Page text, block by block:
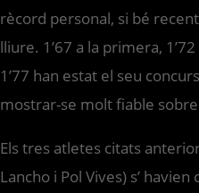
rècord personal, si bé
lliure. 1’67 a la primera,
1’77 han estat el seu
mostrar-se molt fiable
Els tres atletes citats
Lancho i Pol Vives) s’